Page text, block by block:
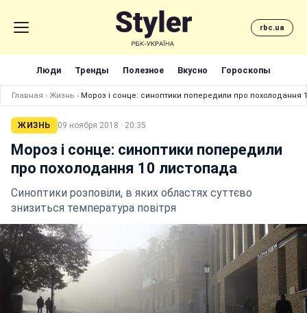
rbc.ua
Люди Тренды Полезное Вкусно Гороскопы
Главная › Жизнь › Мороз і сонце: синоптики попередили про похолодання
ЖИЗНЬ 09 ноября 2018 · 20:35
Мороз і сонце: синоптики попередили
про похолодання 10 листопада
Синоптики розповіли, в яких областях суттєво
знизиться температура повітря